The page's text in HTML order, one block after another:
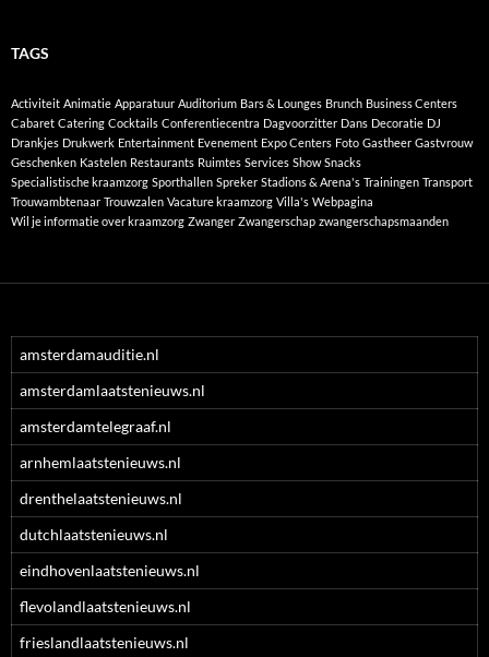
TAGS
Activiteit Animatie Apparatuur Auditorium Bars & Lounges Brunch Business Centers
Cabaret Catering Cocktails Conferentiecentra Dagvoorzitter Dans Decoratie DJ
Drankjes Drukwerk Entertainment Evenement Expo Centers Foto Gastheer Gastvrouw
Geschenken Kastelen Restaurants Ruimtes Services Show Snacks
Specialistische kraamzorg Sporthallen Spreker Stadions & Arena's Trainingen Transport
Trouwambtenaar Trouwzalen Vacature kraamzorg Villa's Webpagina
Wil je informatie over kraamzorg Zwanger Zwangerschap zwangerschapsmaanden
amsterdamauditie.nl
amsterdamlaatstenieuws.nl
amsterdamtelegraaf.nl
arnhemlaatstenieuws.nl
drenthelaatstenieuws.nl
dutchlaatstenieuws.nl
eindhovenlaatstenieuws.nl
flevolandlaatstenieuws.nl
frieslandlaatstenieuws.nl